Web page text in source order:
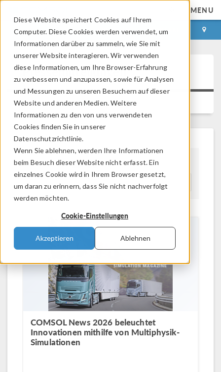
Diese Website speichert Cookies auf Ihrem
Computer. Diese Cookies werden verwendet, um
Informationen darüber zu sammeln, wie Sie mit
unserer Website interagieren. Wir verwenden
diese Informationen, um Ihre Browser-Erfahrung
zu verbessern und anzupassen, sowie für Analysen
und Messungen zu unseren Besuchern auf dieser
Website und anderen Medien. Weitere
Informationen zu den von uns verwendeten
Cookies finden Sie in unserer
Datenschutzrichtlinie.
Wenn Sie ablehnen, werden Ihre Informationen
beim Besuch dieser Website nicht erfasst. Ein
einzelnes Cookie wird in Ihrem Browser gesetzt,
um daran zu erinnern, dass Sie nicht nachverfolgt
werden möchten.
Cookie-Einstellungen
Akzeptieren Ablehnen
MENU
ANMELDEN KONTAKT
Pressemitteilungen
BILDERGALERIE
Show As
Suchen
COMSOL News 2026 beleuchtet
Innovationen mithilfe von Multiphysik-
Simulationen